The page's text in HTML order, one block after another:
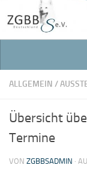
ALLGEMEIN /
Übersicht
Termine
VON ZGBBSADMIN ·